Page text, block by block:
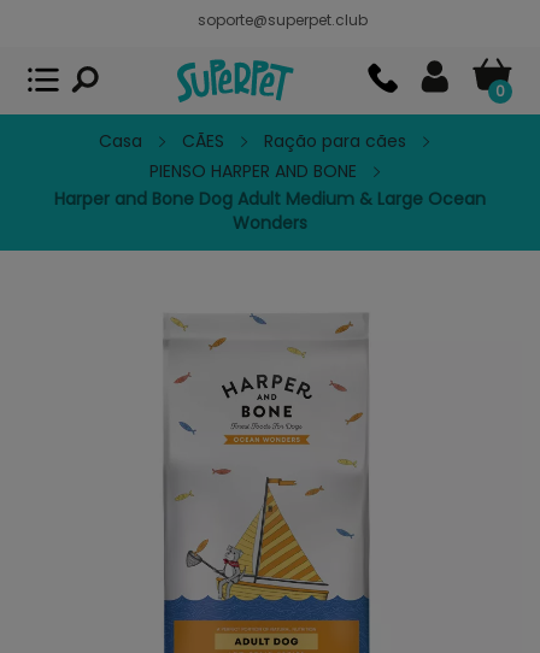
soporte@superpet.club
0
Casa CÃES
Ração para cães
PIENSO HARPER AND BONE
Harper and Bone Dog Adult Medium & Large Ocean
Wonders
Superpet, comida para mascotas
APP GRATIS - En Google Play